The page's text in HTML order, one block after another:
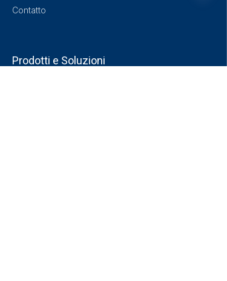
Contatto
Prodotti e Soluzioni